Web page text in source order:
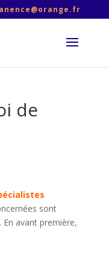
de
sont
En avant première,